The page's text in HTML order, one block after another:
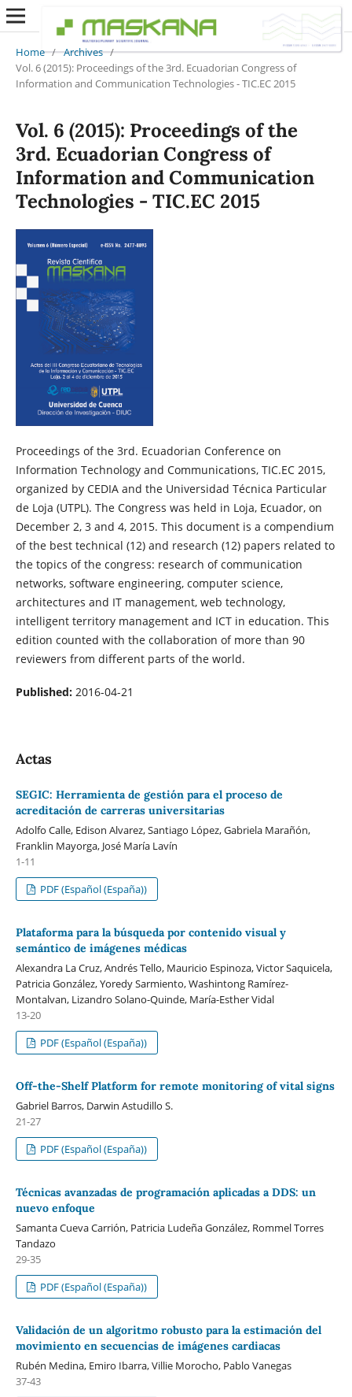
Home / Archives /
Vol. 6 (2015): Proceedings of the 3rd. Ecuadorian Congress of
Information and Communication Technologies - TIC.EC 2015
Vol. 6 (2015): Proceedings of the
3rd. Ecuadorian Congress of
Information and Communication
Technologies - TIC.EC 2015
Proceedings of the 3rd. Ecuadorian Conference on
Information Technology and Communications, TIC.EC 2015,
organized by CEDIA and the Universidad Técnica Particular
de Loja (UTPL). The Congress was held in Loja, Ecuador, on
December 2, 3 and 4, 2015. This document is a compendium
of the best technical (12) and research (12) papers related to
the topics of the congress: research of communication
networks, software engineering, computer science,
architectures and IT management, web technology,
intelligent territory management and ICT in education. This
edition counted with the collaboration of more than 90
reviewers from different parts of the world.
Published: 2016-04-21
Actas
SEGIC: Herramienta de gestión para el proceso de
acreditación de carreras universitarias
Adolfo Calle, Edison Alvarez, Santiago López, Gabriela Marañón,
Franklin Mayorga, José María Lavín
1-11
PDF (Español (España))
Plataforma para la búsqueda por contenido visual y
semántico de imágenes médicas
Alexandra La Cruz, Andrés Tello, Mauricio Espinoza, Victor Saquicela,
Patricia González, Yoredy Sarmiento, Washintong Ramírez-
Montalvan, Lizandro Solano-Quinde, María-Esther Vidal
13-20
PDF (Español (España))
Off-the-Shelf Platform for remote monitoring of vital signs
Gabriel Barros, Darwin Astudillo S.
21-27
PDF (Español (España))
Técnicas avanzadas de programación aplicadas a DDS: un
nuevo enfoque
Samanta Cueva Carrión, Patricia Ludeña González, Rommel Torres
Tandazo
29-35
PDF (Español (España))
Validación de un algoritmo robusto para la estimación del
movimiento en secuencias de imágenes cardiacas
Rubén Medina, Emiro Ibarra, Villie Morocho, Pablo Vanegas
37-43